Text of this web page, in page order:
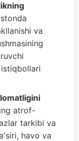
va
atrof-
tarkibi va
havo va